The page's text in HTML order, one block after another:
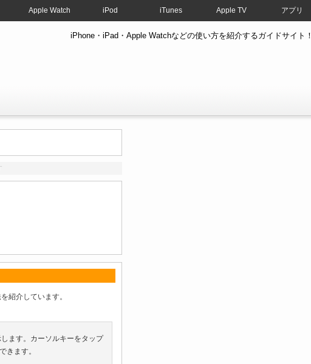
Apple Watch iPod iTunes Apple TV アプリ
iPhone・iPad・Apple Watchなどの使い方を紹介するガイドサイト！
紹介しています。
ます。カーソルキーをタップ
きます。